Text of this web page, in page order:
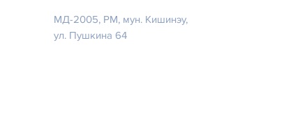
МД-2005, РM, мун. Кишинэу,
ул. Пушкина 64